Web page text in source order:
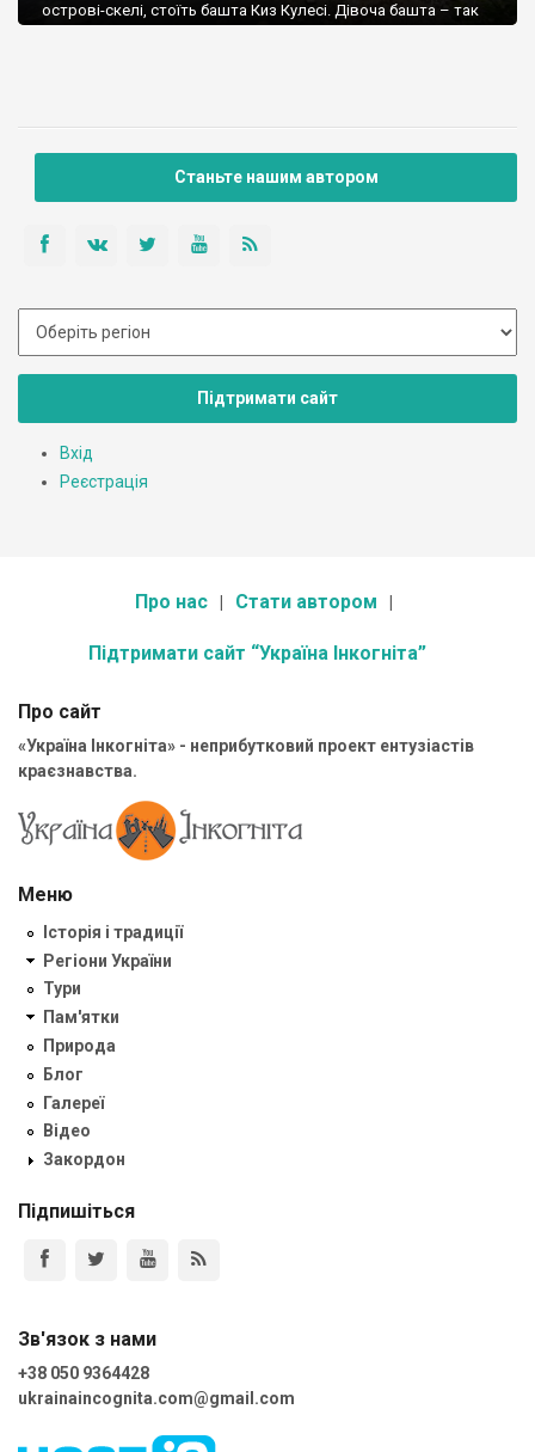
острові-скелі, стоїть башта Киз Кулесі. Дівоча башта – так
Станьте нашим автором
Підтримати сайт
Вхід
Реєстрація
Про нас Стати автором
Підтримати сайт “Україна Інкогніта”
Про сайт
«Україна Інкогніта» - неприбутковий проект ентузіастів
краєзнавства.
Меню
Історія і традиції
Регіони України
Тури
Пам'ятки
Природа
Блог
Галереї
Відео
Закордон
Підпишіться
Зв'язок з нами
+38 050 9364428
ukrainaincognita.com@gmail.com